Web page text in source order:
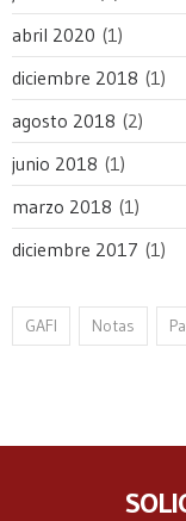
abril 2020 (1)
diciembre 2018 (1)
agosto 2018 (2)
junio 2018 (1)
marzo 2018 (1)
diciembre 2017 (1)
GAFI Notas